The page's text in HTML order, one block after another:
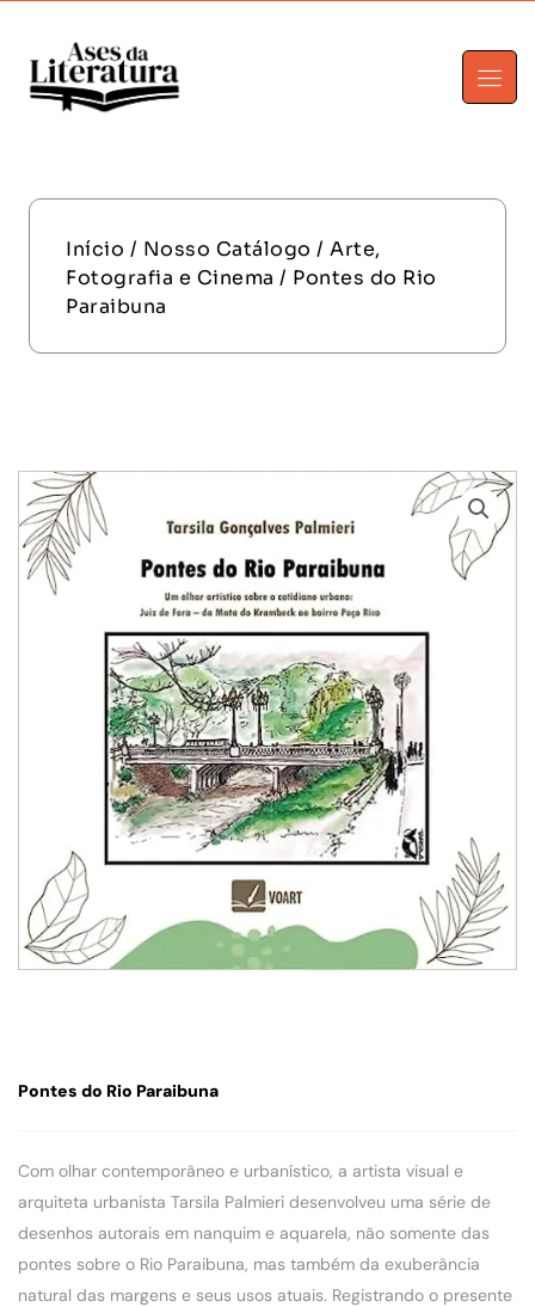
Início / Nosso Catálogo / Arte,
Fotografia e Cinema / Pontes do Rio
Paraibuna
Pontes do Rio Paraibuna
Com olhar contemporâneo e urbanístico, a artista visual e
arquiteta urbanista Tarsila Palmieri desenvolveu uma série de
desenhos autorais em nanquim e aquarela, não somente das
pontes sobre o Rio Paraibuna, mas também da exuberância
natural das margens e seus usos atuais. Registrando o presente